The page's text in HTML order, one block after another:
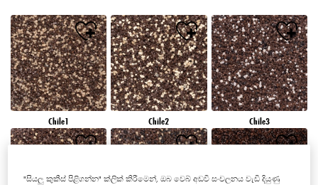
Chile1 Chile2 Chile3
"සියලු කුකීස් පිළිගන්න" ක්ලික් කිරීමෙන්, ඔබ වෙබ් අඩවි සංචලනය වැඩි දියුණු